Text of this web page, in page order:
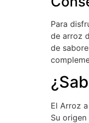
Para
de arroz
de
El Arroz
Su